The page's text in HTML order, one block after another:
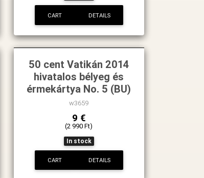
CART DETAILS
50 cent Vatikán 2014
hivatalos bélyeg és
érmekártya No. 5 (BU)
w3659
9 €
(2 990 Ft)
In stock
CART DETAILS